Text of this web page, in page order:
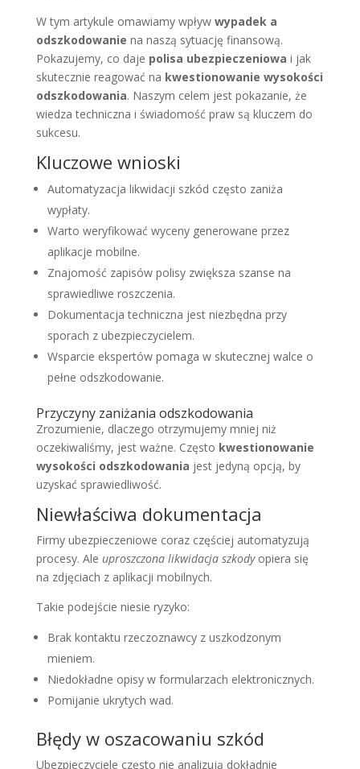
W tym artykule omawiamy wpływ wypadek a
odszkodowanie na naszą sytuację finansową.
Pokazujemy, co daje polisa ubezpieczeniowa i jak
skutecznie reagować na kwestionowanie wysokości
odszkodowania. Naszym celem jest pokazanie, że
wiedza techniczna i świadomość praw są kluczem do
sukcesu.
Kluczowe wnioski
Automatyzacja likwidacji szkód często zaniża
wypłaty.
Warto weryfikować wyceny generowane przez
aplikacje mobilne.
Znajomość zapisów polisy zwiększa szanse na
sprawiedliwe roszczenia.
Dokumentacja techniczna jest niezbędna przy
sporach z ubezpieczycielem.
Wsparcie ekspertów pomaga w skutecznej walce o
pełne odszkodowanie.
Przyczyny zaniżania odszkodowania
Zrozumienie, dlaczego otrzymujemy mniej niż
oczekiwaliśmy, jest ważne. Często kwestionowanie
wysokości odszkodowania jest jedyną opcją, by
uzyskać sprawiedliwość.
Niewłaściwa dokumentacja
Firmy ubezpieczeniowe coraz częściej automatyzują
procesy. Ale uproszczona likwidacja szkodyopiera się
na zdjęciach z aplikacji mobilnych.
Takie podejście niesie ryzyko:
Brak kontaktu rzeczoznawcy z uszkodzonym
mieniem.
Niedokładne opisy w formularzach elektronicznych.
Pomijanie ukrytych wad.
Błędy w oszacowaniu szkód
Ubezpieczyciele często nie analizują dokładnie